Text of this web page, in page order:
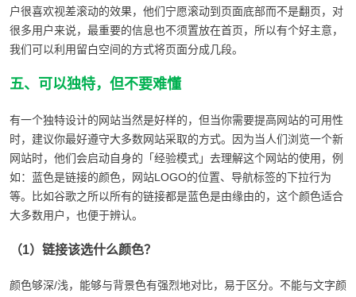
户很喜欢视差滚动的效果，他们宁愿滚动到页面底部而不是翻页，对
很多用户来说，最重要的信息也不须置放在首页，所以有个好主意，
我们可以利用留白空间的方式将页面分成几段。
五、可以独特，但不要难懂
有一个独特设计的网站当然是好样的，但当你需要提高网站的可用性
时，建议你最好遵守大多数网站采取的方式。因为当人们浏览一个新
网站时，他们会启动自身的「经验模式」去理解这个网站的使用，例
如：蓝色是链接的颜色，网站LOGO的位置、导航标签的下拉行为
等。比如谷歌之所以所有的链接都是蓝色是由缘由的，这个颜色适合
大多数用户，也便于辨认。
（1）链接该选什么颜色？
颜色够深/浅，能够与背景色有强烈地对比，易于区分。不能与文字颜